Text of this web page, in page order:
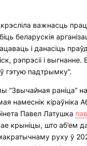
важнасць
беларускія
і данасіць
рэпрэсіі і
гэтую падтрымку”.
“Звычайная раніца”
намеснік кіраўніка
Павел Латушка
крыніцы, што аб’ем
руху ў